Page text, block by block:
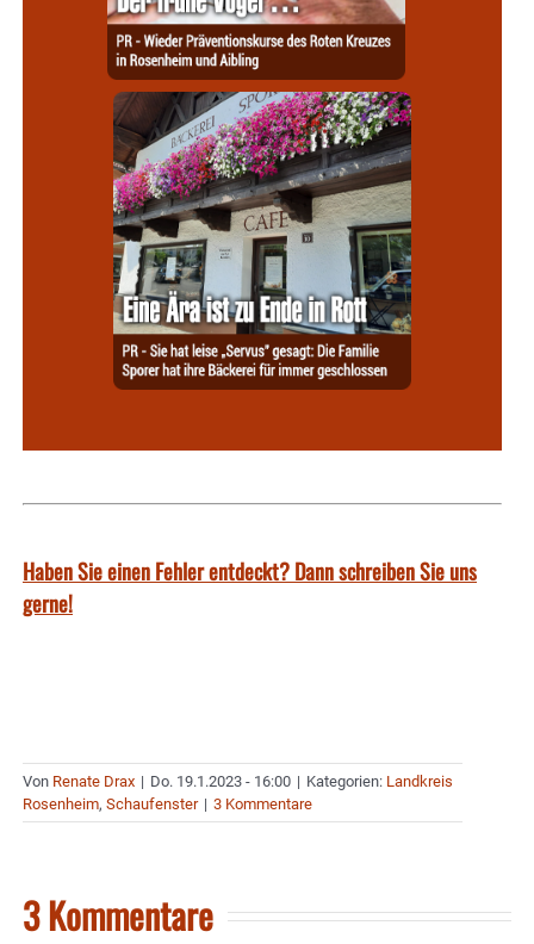
Haben Sie einen Fehler entdeckt? Dann schreiben Sie uns
gerne!
Von Renate Drax | Do. 19.1.2023 - 16:00 | Kategorien: Landkreis
Rosenheim, Schaufenster | 3 Kommentare
3 Kommentare